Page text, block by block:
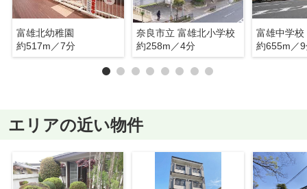
富雄北幼稚園
約517m／7分
奈良市立 富雄北小学校
約258m／4分
富雄中学校
約655m／
エリアの近い物件